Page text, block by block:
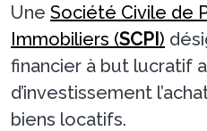
Une Société Civile de
Immobiliers (SCPI)
financier à but lucratif
d’investissement
biens locatifs.